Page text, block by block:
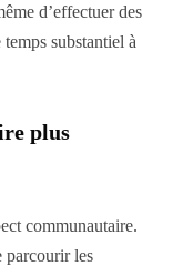
d’effectuer des
substantiel à
plus
communautaire.
parcourir les